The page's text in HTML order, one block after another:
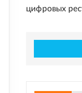
цифровых